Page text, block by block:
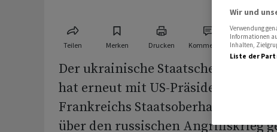
Teilen Merken Drucken Kommentare
Der ukrainische Staatschef
hat erneut mit US-Präsident
Frankreichs Staatsoberhaupt
über den russischen Angriffskrieg
Wir und
Verwendung
Informationen
Inhalten,
Liste der